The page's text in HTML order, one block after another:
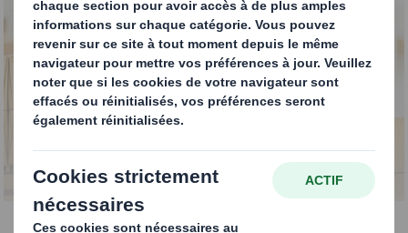
E-Commerce
CONTACTEZ-NOUS